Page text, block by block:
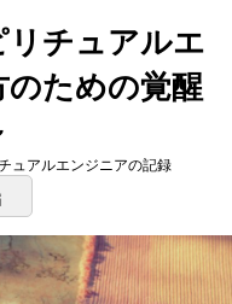
チュアルエ
ための覚醒
ュアルエンジニアの記録